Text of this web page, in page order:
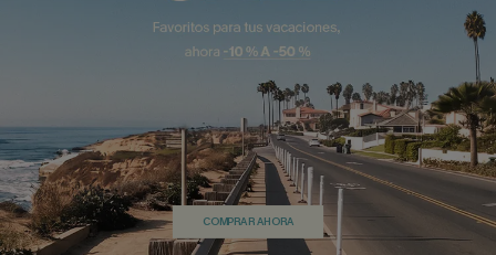
COMPRAR AHORA